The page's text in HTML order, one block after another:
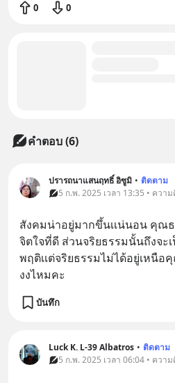
0 0
คำตอบ (6)
ปรารถนาแสนฤทธิ์ อิซูมิ • ติดตาม
5 ก.พ. 2025 เวลา 13:35 • ควา
สังคมน่าอยู่มากขึ้นเเน่นอน คุณ
จิตใจที่ดี ส่วนจริยธรรมนั้นถึงจะ
พฤติเเต่จริยธรรมไม่ได้อยู่เหนือ
งงไหมคะ
บันทึก
Luck K. L-39 Albatros • ติดตาม
5 ก.พ. 2025 เวลา 06:04 • ควา